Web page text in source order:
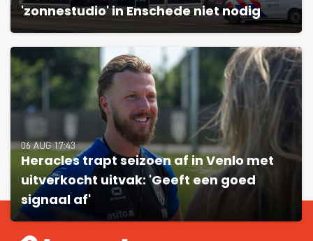
'zonnestudio' in Enschede niet nodig
06 AUG 17:43
Heracles trapt seizoen af in Venlo met
uitverkocht uitvak: 'Geeft een goed
signaal af'